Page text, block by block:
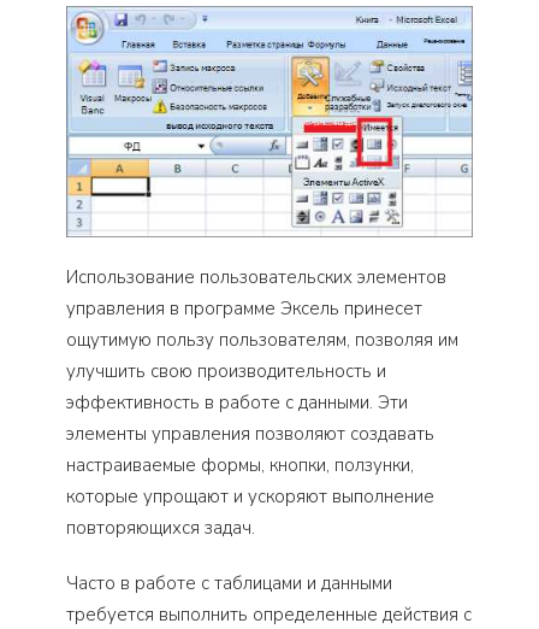
Использование пользовательских элементов
управления в программе Эксель принесет
ощутимую пользу пользователям, позволяя им
улучшить свою производительность и
эффективность в работе с данными. Эти
элементы управления позволяют создавать
настраиваемые формы, кнопки, ползунки,
которые упрощают и ускоряют выполнение
повторяющихся задач.
Часто в работе с таблицами и данными
требуется выполнить определенные действия с